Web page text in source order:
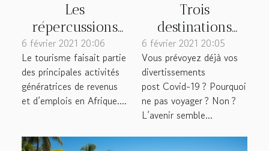
Les
répercussions
négatives du
COVID-19 sur le
tourisme
africain
6 février 2021 20:06
Le tourisme faisait partie
des principales activités
génératrices de revenus
et d’emplois en Afrique....
Trois
destinations
sécuritaires de
voyage à
explorer après le
Coronavirus
6 février 2021 20:05
Vous prévoyez déjà vos
divertissements
post Covid-19 ? Pourquoi
ne pas voyager ? Non ?
L’avenir semble...